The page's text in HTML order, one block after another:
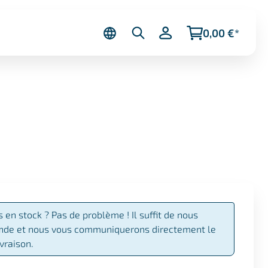
0,00 €*
en stock ? Pas de problème ! Il suffit de nous
et nous vous communiquerons directement le